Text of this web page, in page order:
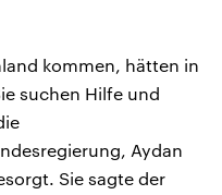
kommen, hätten in
suchen Hilfe und
Aydan
Sie sagte der